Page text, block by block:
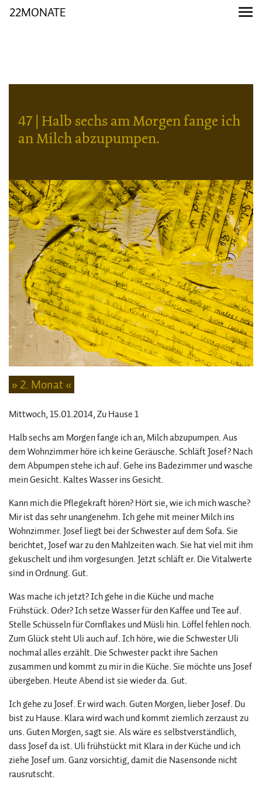
22MONATE
47 | Halb sechs am Morgen fange ich
an Milch abzupumpen.
» 2. Monat «
Mittwoch, 15.01.2014, Zu Hause 1
Halb sechs am Morgen fange ich an, Milch abzupumpen. Aus
dem Wohnzimmer höre ich keine Geräusche. Schläft Josef? Nach
dem Abpumpen stehe ich auf. Gehe ins Badezimmer und wasche
mein Gesicht. Kaltes Wasser ins Gesicht.
Kann mich die Pflegekraft hören? Hört sie, wie ich mich wasche?
Mir ist das sehr unangenehm. Ich gehe mit meiner Milch ins
Wohnzimmer. Josef liegt bei der Schwester auf dem Sofa. Sie
berichtet, Josef war zu den Mahlzeiten wach. Sie hat viel mit ihm
gekuschelt und ihm vorgesungen. Jetzt schläft er. Die Vitalwerte
sind in Ordnung. Gut.
Was mache ich jetzt? Ich gehe in die Küche und mache
Frühstück. Oder? Ich setze Wasser für den Kaffee und Tee auf.
Stelle Schüsseln für Cornflakes und Müsli hin. Löffel fehlen noch.
Zum Glück steht Uli auch auf. Ich höre, wie die Schwester Uli
nochmal alles erzählt. Die Schwester packt ihre Sachen
zusammen und kommt zu mir in die Küche. Sie möchte uns Josef
übergeben. Heute Abend ist sie wieder da. Gut.
Ich gehe zu Josef. Er wird wach. Guten Morgen, lieber Josef. Du
bist zu Hause. Klara wird wach und kommt ziemlich zerzaust zu
uns. Guten Morgen, sagt sie. Als wäre es selbstverständlich,
dass Josef da ist. Uli frühstückt mit Klara in der Küche und ich
ziehe Josef um. Ganz vorsichtig, damit die Nasensonde nicht
rausrutscht.